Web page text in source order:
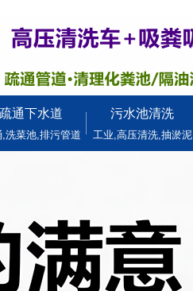
疏通下水道
,洗菜池,排污管道
污水池清洗
工业,高压清洗,抽淤泥